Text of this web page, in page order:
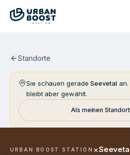
Standorte
Sie schauen geradeSeevetalan.
bleibt aber gewählt.
Als meinen
URBAN BOOST STATION ×